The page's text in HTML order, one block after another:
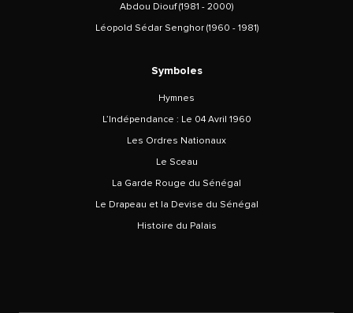
Abdou Diouf (1981 - 2000)
Léopold Sédar Senghor (1960 - 1981)
Symboles
Hymnes
L’Indépendance : Le 04 Avril 1960
Les Ordres Nationaux
Le Sceau
La Garde Rouge du Sénégal
Le Drapeau et la Devise du Sénégal
Histoire du Palais